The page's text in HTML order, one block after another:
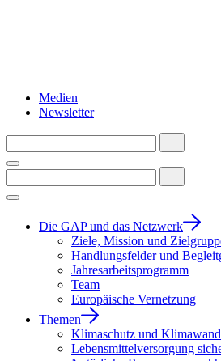
Medien
Newsletter
Die GAP und das Netzwerk
Ziele, Mission und
Handlungsfelder und
Jahresarbeitsprogramm
Team
Europäische Vernetzung
Themen
Klimaschutz und
Lebensmittelversorgung